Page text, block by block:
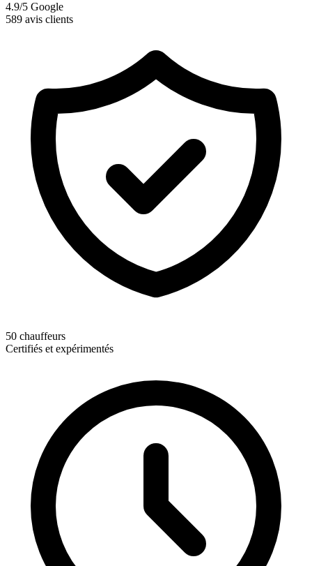
4.9/5 Google
589 avis clients
50 chauffeurs
Certifiés et expérimentés